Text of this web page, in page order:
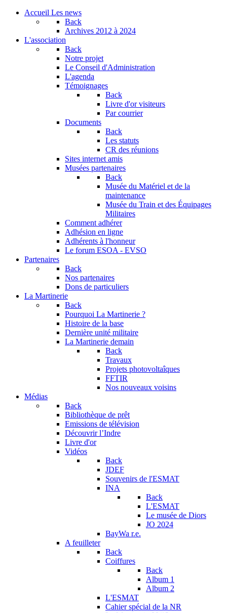
Accueil Les news
Back
Archives 2012 à 2024
L'association
Back
Notre projet
Le Conseil d'Administration
L'agenda
Témoignages
Back
Livre d'or visiteurs
Par courrier
Documents
Back
Les statuts
CR des réunions
Sites internet amis
Musées partenaires
Back
Musée du Matériel et de la
maintenance
Musée du Train et des Équipages
Militaires
Comment adhérer
Adhésion en ligne
Adhérents à l'honneur
Le forum ESOA - EVSO
Partenaires
Back
Nos partenaires
Dons de particuliers
La Martinerie
Back
Pourquoi La Martinerie ?
Histoire de la base
Dernière unité militaire
La Martinerie demain
Back
Travaux
Projets photovoltaîques
FFTIR
Nos nouveaux voisins
Médias
Back
Bibliothèque de prêt
Emissions de télévision
Découvrir l’Indre
Livre d'or
Vidéos
Back
JDEF
Souvenirs de l'ESMAT
INA
Back
L'ESMAT
Le musée de Diors
JO 2024
BayWa r.e.
A feuilleter
Back
Coiffures
Back
Album 1
Album 2
L'ESMAT
Cahier spécial de la NR